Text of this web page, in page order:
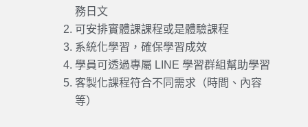
務日文
可安排實體課課程或是體驗課程
系統化學習，確保學習成效
學員可透過專屬 LINE 學習群組幫助學習
客製化課程符合不同需求（時間、內容
等）